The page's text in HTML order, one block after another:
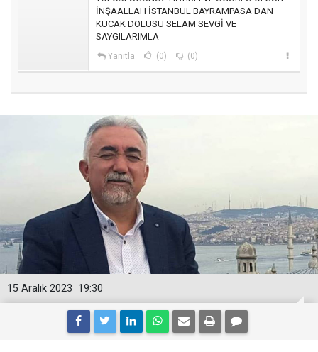
İNŞAALLAH İSTANBUL BAYRAMPASA DAN
KUCAK DOLUSU SELAM SEVGİ VE
SAYGILARIMLA
Yanıtla (0) (0)
19:30
15 Aralık 2023